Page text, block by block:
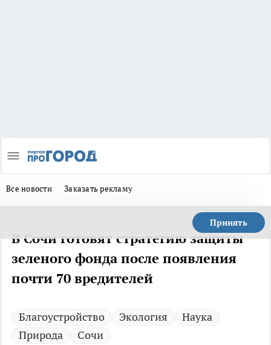
Все новости Заказать рекламу
Принять
В Сочи готовят стратегию защиты
зеленого фонда после появления
почти 70 вредителей
Благоустройство Экология
Наука
Природа
Сочи